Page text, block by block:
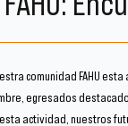
comunidad FAHU
egresados
actividad, nuestros